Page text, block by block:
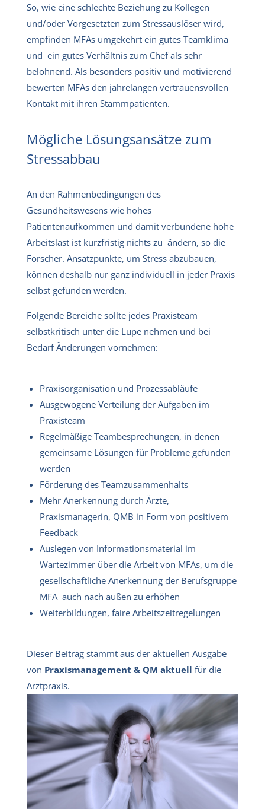
So, wie eine schlechte Beziehung zu Kollegen
und/oder Vorgesetzten zum Stressauslöser wird,
empfinden MFAs umgekehrt ein gutes Teamklima
und ein gutes Verhältnis zum Chef als sehr
belohnend. Als besonders positiv und motivierend
bewerten MFAs den jahrelangen vertrauensvollen
Kontakt mit ihren Stammpatienten.
Mögliche Lösungsansätze zum
Stressabbau
An den Rahmenbedingungen des
Gesundheitswesens wie hohes
Patientenaufkommen und damit verbundene hohe
Arbeitslast ist kurzfristig nichts zu ändern, so die
Forscher. Ansatzpunkte, um Stress abzubauen,
können deshalb nur ganz individuell in jeder Praxis
selbst gefunden werden.
Folgende Bereiche sollte jedes Praxisteam
selbstkritisch unter die Lupe nehmen und bei
Bedarf Änderungen vornehmen:
Praxisorganisation und Prozessabläufe
Ausgewogene Verteilung der Aufgaben im
Praxisteam
Regelmäßige Teambesprechungen, in denen
gemeinsame Lösungen für Probleme gefunden
werden
Förderung des Teamzusammenhalts
Mehr Anerkennung durch Ärzte,
Praxismanagerin, QMB in Form von positivem
Feedback
Auslegen von Informationsmaterial im
Wartezimmer über die Arbeit von MFAs, um die
gesellschaftliche Anerkennung der Berufsgruppe
MFA auch nach außen zu erhöhen
Weiterbildungen, faire Arbeitszeitregelungen
Dieser Beitrag stammt aus der aktuellen Ausgabe
von Praxismanagement & QM aktuell für die
Arztpraxis.